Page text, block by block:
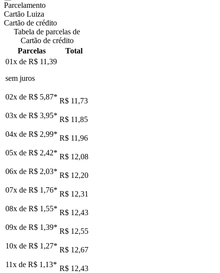
Parcelamento
Cartão Luiza
Cartão de crédito
Tabela de parcelas de
Cartão de crédito
Parcelas
Total
01x de R$ 11,39
sem juros
02x de R$ 5,87* R$ 11,73
03x de R$ 3,95* R$ 11,85
04x de R$ 2,99* R$ 11,96
05x de R$ 2,42* R$ 12,08
06x de R$ 2,03* R$ 12,20
07x de R$ 1,76* R$ 12,31
08x de R$ 1,55* R$ 12,43
09x de R$ 1,39* R$ 12,55
10x de R$ 1,27* R$ 12,67
11x de R$ 1,13* R$ 12,43